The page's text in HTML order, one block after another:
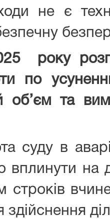
не є
року
по
об’єм та
суду в
вплинути на
строків
здійснення